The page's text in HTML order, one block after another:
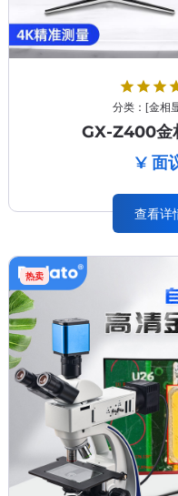
star star star
分类： [金相
GX-Z400金
¥ 面
查看详
热卖